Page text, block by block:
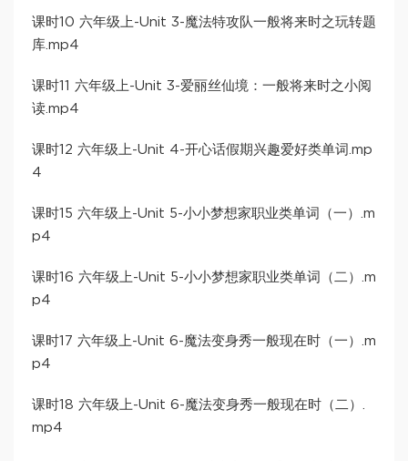
课时10 六年级上-Unit 3-魔法特攻队一般将来时之玩转题
库.mp4
课时11 六年级上-Unit 3-爱丽丝仙境：一般将来时之小阅
读.mp4
课时12 六年级上-Unit 4-开心话假期兴趣爱好类单词.mp
4
课时15 六年级上-Unit 5-小小梦想家职业类单词（一）.m
p4
课时16 六年级上-Unit 5-小小梦想家职业类单词（二）.m
p4
课时17 六年级上-Unit 6-魔法变身秀一般现在时（一）.m
p4
课时18 六年级上-Unit 6-魔法变身秀一般现在时（二）.
mp4